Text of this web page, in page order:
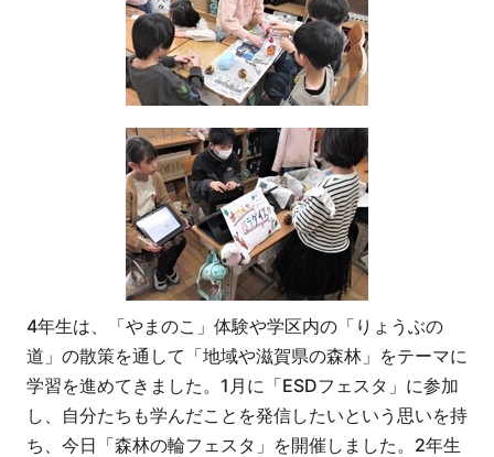
4年生は、「やまのこ」体験や学区内の「りょうぶの
道」の散策を通して「地域や滋賀県の森林」をテーマに
学習を進めてきました。1月に「ESDフェスタ」に参加
し、自分たちも学んだことを発信したいという思いを持
ち、今日「森林の輪フェスタ」を開催しました。2年生